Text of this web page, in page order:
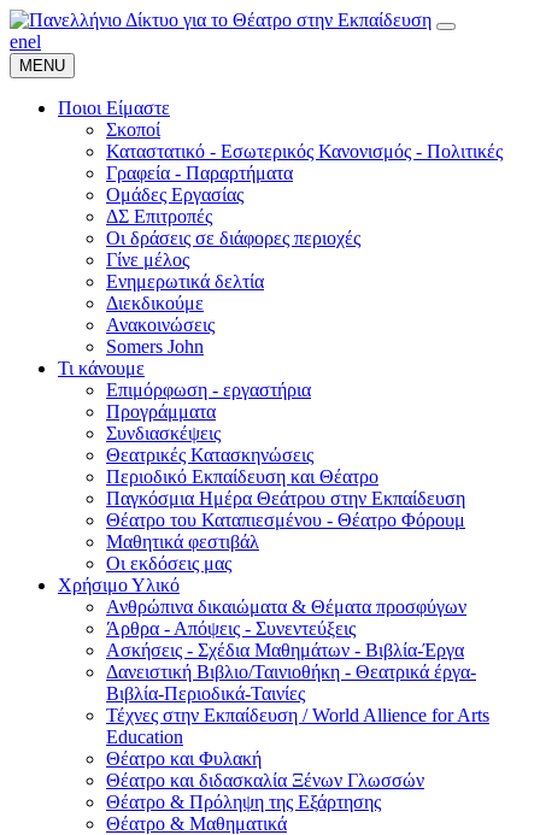
enel
MENU
Ποιοι Είμαστε
Σκοποί
Καταστατικό - Εσωτερικός Κανονισμός - Πολιτικές
Γραφεία - Παραρτήματα
Ομάδες Εργασίας
ΔΣ Επιτροπές
Οι δράσεις σε διάφορες περιοχές
Γίνε μέλος
Ενημερωτικά δελτία
Διεκδικούμε
Ανακοινώσεις
Somers John
Τι κάνουμε
Επιμόρφωση - εργαστήρια
Προγράμματα
Συνδιασκέψεις
Θεατρικές Κατασκηνώσεις
Περιοδικό Εκπαίδευση και Θέατρο
Παγκόσμια Ημέρα Θεάτρου στην Εκπαίδευση
Θέατρο του Καταπιεσμένου - Θέατρο Φόρουμ
Μαθητικά φεστιβάλ
Οι εκδόσεις μας
Χρήσιμο Υλικό
Ανθρώπινα δικαιώματα & Θέματα προσφύγων
Άρθρα - Απόψεις - Συνεντεύξεις
Ασκήσεις - Σχέδια Μαθημάτων - Βιβλία-Έργα
Δανειστική Βιβλιο/Ταινιοθήκη - Θεατρικά έργα-
Βιβλία-Περιοδικά-Ταινίες
Τέχνες στην Εκπαίδευση / World Allience for Arts
Education
Θέατρο και Φυλακή
Θέατρο και διδασκαλία Ξένων Γλωσσών
Θέατρο & Πρόληψη της Εξάρτησης
Θέατρο & Μαθηματικά